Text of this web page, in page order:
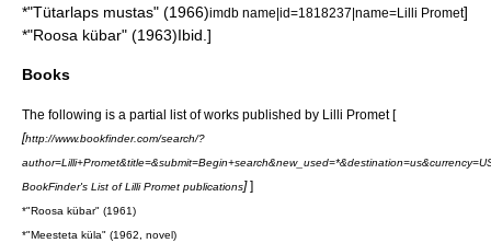
*"Tütarlaps mustas" (1966)imdb name|id=1818237|name=Lilli Promet]
*"Roosa kübar" (1963)Ibid.]
Books
The following is a partial list of works published by Lilli Promet [
[http://www.bookfinder.com/search/?
BookFinder's List of Lilli Promet publications]]
*"Roosa kübar" (1961)
*"Meesteta küla" (1962, novel)